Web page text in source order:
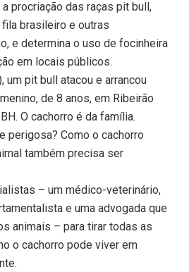
procriação das raças pit bull,
brasileiro e outras
e determina o uso de focinheira
em locais públicos.
um pit bull atacou e arrancou
de 8 anos, em Ribeirão
O cachorro é da família.
perigosa? Como o cachorro
também precisa ser
– um médico-veterinário,
e uma advogada que
animais – para tirar todas as
o cachorro pode viver em